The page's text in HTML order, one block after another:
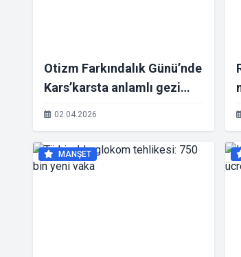
Otizm Farkındalık Günü’nde
Kars’karsta anlamlı gezi
programı
02.04.2026
MANŞET